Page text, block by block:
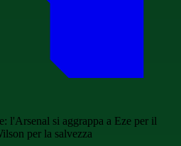
l'Arsenal si aggrappa a Eze per il
per la salvezza